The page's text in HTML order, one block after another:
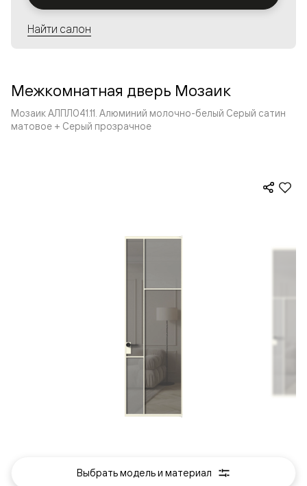
Найти салон
Межкомнатная дверь Мозаик
Мозаик АЛПЛ041.11. Алюминий молочно-белый Серый сатин
матовое + Серый прозрачное
Выбрать модель и материал